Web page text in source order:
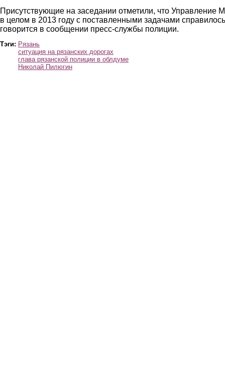
Присутствующие на заседании отметили, что Управление
в целом в 2013 году с поставленными задачами
говорится в сообщении пресс-службы полиции.
Тэги: Рязань
ситуация на рязанских дорогах
глава рязанской полиции в облдуме
Николай Пилюгин